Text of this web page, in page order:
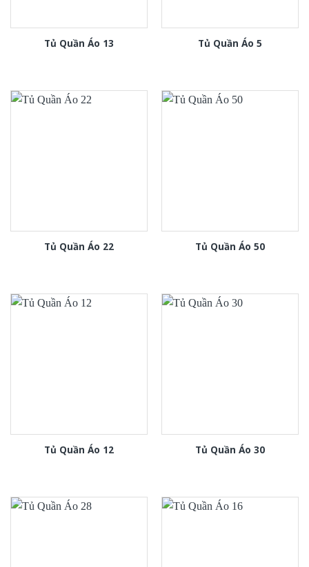
Tủ Quần Áo 13 Tủ Quần Áo 5
Tủ Quần Áo 22 Tủ Quần Áo 50
Tủ Quần Áo 12 Tủ Quần Áo 30